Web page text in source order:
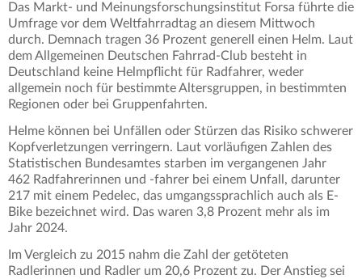
Das Markt- und Meinungsforschungsinstitut Forsa führte die
Umfrage vor dem Weltfahrradtag an diesem Mittwoch
durch. Demnach tragen 36 Prozent generell einen Helm. Laut
dem Allgemeinen Deutschen Fahrrad-Club besteht in
Deutschland keine Helmpflicht für Radfahrer, weder
allgemein noch für bestimmte Altersgruppen, in bestimmten
Regionen oder bei Gruppenfahrten.
Helme können bei Unfällen oder Stürzen das Risiko schwerer
Kopfverletzungen verringern. Laut vorläufigen Zahlen des
Statistischen Bundesamtes starben im vergangenen Jahr
462 Radfahrerinnen und -fahrer bei einem Unfall, darunter
217 mit einem Pedelec, das umgangssprachlich auch als E-
Bike bezeichnet wird. Das waren 3,8 Prozent mehr als im
Jahr 2024.
Im Vergleich zu 2015 nahm die Zahl der getöteten
Radlerinnen und Radler um 20,6 Prozent zu. Der Anstieg sei